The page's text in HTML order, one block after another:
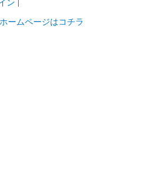
ン
ームページはコチラ